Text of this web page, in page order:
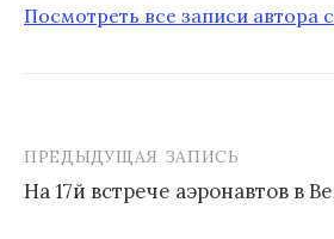
Посмотреть все записи
ПРЕДЫДУЩАЯ ЗАПИСЬ
На 17й встрече аэронавтов в